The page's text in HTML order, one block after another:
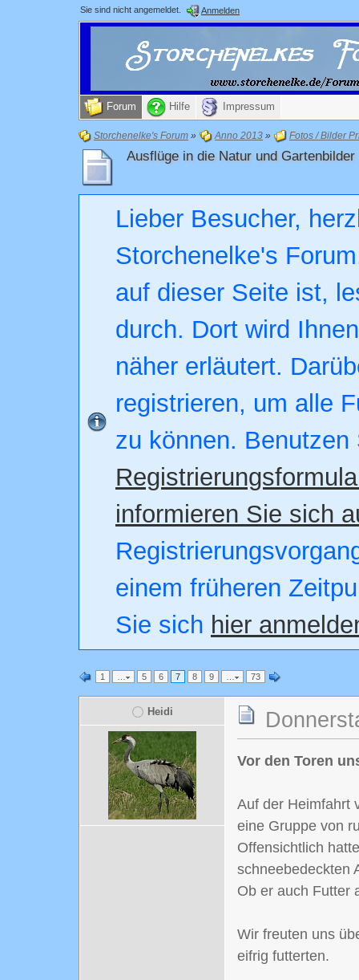
Sie sind nicht angemeldet. Anmelden
Forum Hilfe Impressum
Storchenelke's Forum » Anno 2013 » Fotos / Bilder
Ausflüge in die Natur und Gartenbilder
Lieber Besucher,
Storchenelke's
auf dieser Seite ist,
durch. Dort wird
näher erläutert.
registrieren, um alle
zu können. Benutzen
informieren Sie sich
einem früheren
Sie sich hier
1 … 5 6 7 8 9 … 73
Heidi
Vor den Toren
Auf der Heimfahrt
eine Gruppe von
Offensichtlich
schneebedeckten
Ob er auch Futter
Wir freuten uns
eifrig futterten.